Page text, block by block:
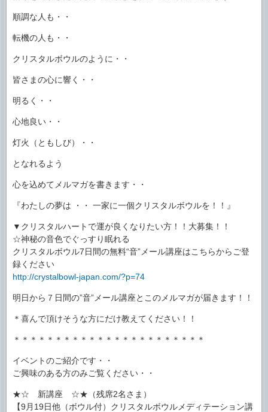
順調な人も・・
転機の人も・・
クリスタルボウルのように・・
皆さまの心に響く・・
明るく・・
心地良い・・
灯火（ともしび）・・
となれるよう
心を込めてメルマガを書きます・・
『わたしの夢は ・・ 一家に一個クリスタルボウルを！！』
▼クリスタルハートで運が良くなりたい方！！大募集！！
☆神秘の音色でぐっすり眠れる
クリスタルボウル7日間の無料“音”メール講座はこちらからご登
録ください
http://crystalbowl-japan.com/?p=74
明日から７日間の”音”メール講座とこのメルマガが届きます！！
＊喜んで頂けそうな方にだけ教えてください！！
＊＊＊＊＊＊＊＊＊＊＊＊＊＊＊＊＊＊＊＊＊＊＊
イベントのご紹介です・・
ご興味のある方のみご覧ください・・
★☆ 新講座 ☆★（残席2名さま）
【9月19日他（ボウル付）クリスタルボウルメディテーション講